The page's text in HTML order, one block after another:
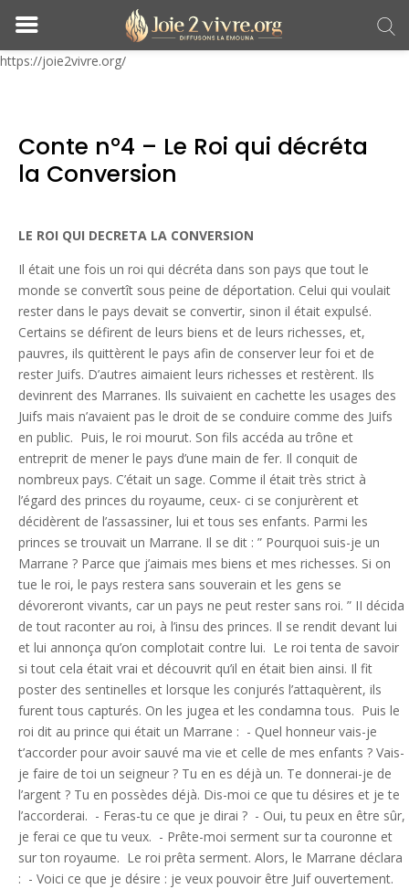
https://joie2vivre.org/
Conte n°4 – Le Roi qui décréta
la Conversion
LE ROI QUI DECRETA LA CONVERSION
Il était une fois un roi qui décréta dans son pays que tout le
monde se convertît sous peine de déportation. Celui qui voulait
rester dans le pays devait se convertir, sinon il était expulsé.
Certains se défirent de leurs biens et de leurs richesses, et,
pauvres, ils quittèrent le pays afin de conserver leur foi et de
rester Juifs. D’autres aimaient leurs richesses et restèrent. Ils
devinrent des Marranes. Ils suivaient en cachette les usages des
Juifs mais n’avaient pas le droit de se conduire comme des Juifs
en public. Puis, le roi mourut. Son fils accéda au trône et
entreprit de mener le pays d’une main de fer. Il conquit de
nombreux pays. C’était un sage. Comme il était très strict à
l’égard des princes du royaume, ceux- ci se conjurèrent et
décidèrent de l’assassiner, lui et tous ses enfants. Parmi les
princes se trouvait un Marrane. Il se dit : ” Pourquoi suis-je un
Marrane ? Parce que j’aimais mes biens et mes richesses. Si on
tue le roi, le pays restera sans souverain et les gens se
dévoreront vivants, car un pays ne peut rester sans roi. ” II décida
de tout raconter au roi, à l’insu des princes. Il se rendit devant lui
et lui annonça qu’on complotait contre lui. Le roi tenta de savoir
si tout cela était vrai et découvrit qu’il en était bien ainsi. Il fit
poster des sentinelles et lorsque les conjurés l’attaquèrent, ils
furent tous capturés. On les jugea et les condamna tous. Puis le
roi dit au prince qui était un Marrane : - Quel honneur vais-je
t’accorder pour avoir sauvé ma vie et celle de mes enfants ? Vais-
je faire de toi un seigneur ? Tu en es déjà un. Te donnerai-je de
l’argent ? Tu en possèdes déjà. Dis-moi ce que tu désires et je te
l’accorderai. - Feras-tu ce que je dirai ? - Oui, tu peux en être sûr,
je ferai ce que tu veux. - Prête-moi serment sur ta couronne et
sur ton royaume. Le roi prêta serment. Alors, le Marrane déclara
: - Voici ce que je désire : je veux pouvoir être Juif ouvertement.